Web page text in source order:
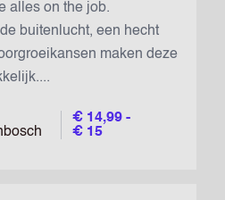
€ 14,99 -
€ 15
alles on the job.
buitenlucht, een hecht
maken deze